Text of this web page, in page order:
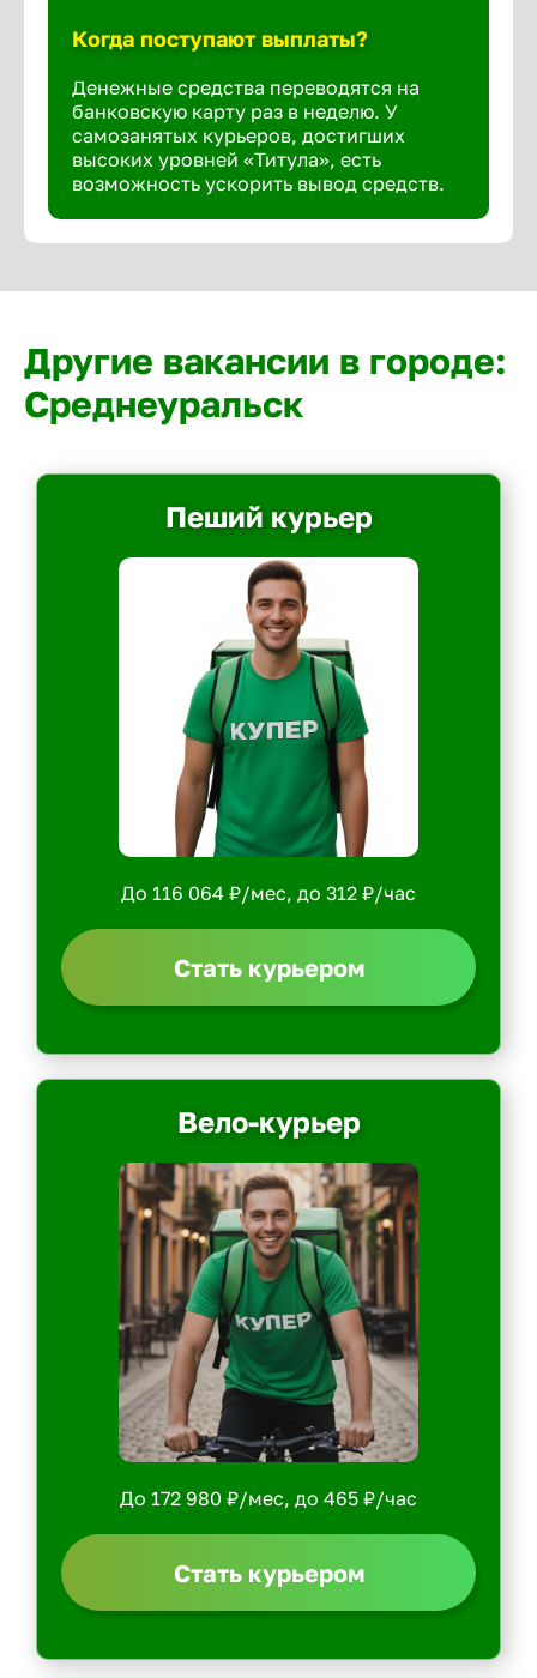
Когда поступают выплаты?
Денежные средства переводятся на
банковскую карту раз в неделю. У
самозанятых курьеров, достигших
высоких уровней «Титула», есть
возможность ускорить вывод средств.
Другие вакансии в городе:
Среднеуральск
Пеший курьер
До 116 064 ₽/мес, до 312 ₽/час
Стать курьером
Вело-курьер
До 172 980 ₽/мес, до 465 ₽/час
Стать курьером